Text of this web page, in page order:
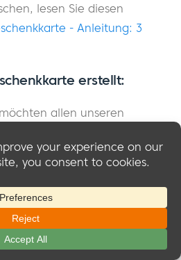
lesen Sie diesen
- Anleitung: 3
erstellt:
allen unseren
Einkauf einlösen
es tun:
mit einem Rabatt von
mit einem